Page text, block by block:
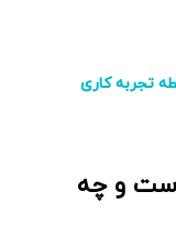
تجربه کاری
و چه